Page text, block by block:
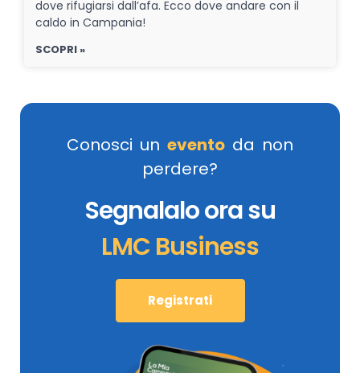
dove rifugiarsi dall’afa. Ecco dove andare con il
caldo in Campania!
SCOPRI »
Conosci un evento da non
perdere?
Segnalalo ora su
LMC Business
Registrati